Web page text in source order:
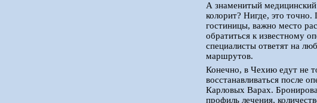
А знаменитый
колорит? Нигде, это
гостиницы, важно место
обратиться к известному
специалисты ответят на
маршрутов.
Конечно, в Чехию едут не
восстанавливаться после
Карловых Варах.
профиль лечения,